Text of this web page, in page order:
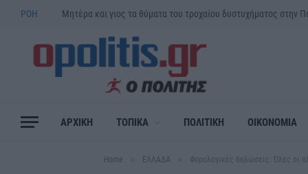
ΡΟΗ
ΑΡΧΙΚΗ ΤΟΠΙΚΑ ΠΟΛΙΤΙΚΗ ΟΙΚΟΝΟΜΙΑ
Home ΕΛΛΑΔΑ Φορολογικές δηλώσεις: Όλες οι